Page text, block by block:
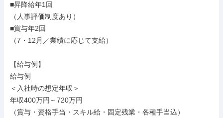
■昇降給年1回
（人事評価制度あり）
■賞与年2回
（7・12月／業績に応じて支給）
【給与例】
給与例
＜入社時の想定年収＞
年収400万円～720万円
（賞与・資格手当・スキル給・固定残業・各種手当込）